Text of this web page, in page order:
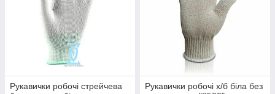
Рукавички робочі стрейчева
Рукавички робочі х/б біла без